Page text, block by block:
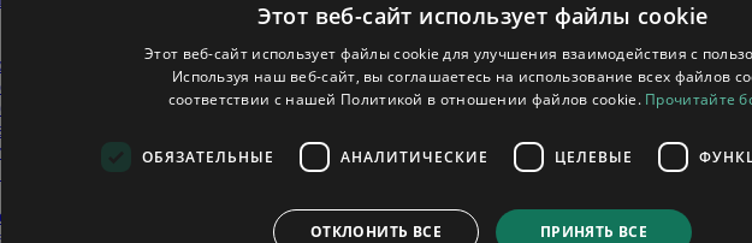
(внешняя/внутренняя)
доски
для сауны
доски
обрешётки
Этот веб-сайт использует файлы cookie
Этот веб-сайт использует файлы cookie для улучшения взаимодействия с
Используя наш веб-сайт, вы соглашаетесь на использование всех файлов
соответствии с нашей Политикой в ​​отношении файлов cookie. Прочитайте
ОБЯЗАТЕЛЬНЫЕ АНАЛИТИЧЕСКИЕ ЦЕЛЕВЫЕ
ПРИНЯТЬ ВСЕ
ОТКЛОНИТЬ ВСЕ